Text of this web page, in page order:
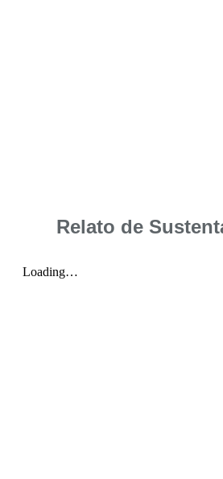
Relato de